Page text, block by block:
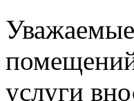
услуги